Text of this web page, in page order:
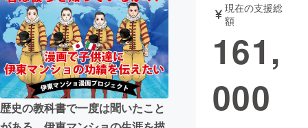
テクノロジー・ガジェット
映像・映画 書籍・雑誌
ビジネス・起業 チャレンジ
歴史の教科書で一度は聞いたこと
現在の支援総
額
161,
000